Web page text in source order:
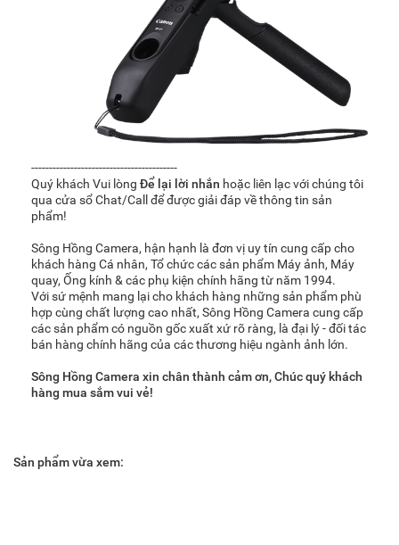
-----------------------------------------
Quý khách Vui lòng Để lại lời nhắn hoặc liên lạc với chúng tôi
qua cửa sổ Chat/Call để được giải đáp về thông tin sản
phẩm!
Sông Hồng Camera, hận hạnh là đơn vị uy tín cung cấp cho
khách hàng Cá nhân, Tổ chức các sản phẩm Máy ảnh, Máy
quay, Ống kính & các phụ kiện chính hãng từ năm 1994.
Với sứ mệnh mang lại cho khách hàng những sản phẩm phù
hợp cùng chất lượng cao nhất, Sông Hồng Camera cung cấp
các sản phẩm có nguồn gốc xuất xứ rõ ràng, là đại lý - đối tác
bán hàng chính hãng của các thương hiệu ngành ảnh lớn.
Sông Hồng Camera xin chân thành cảm ơn, Chúc quý khách
hàng mua sắm vui vẻ!
Sản phẩm vừa xem: